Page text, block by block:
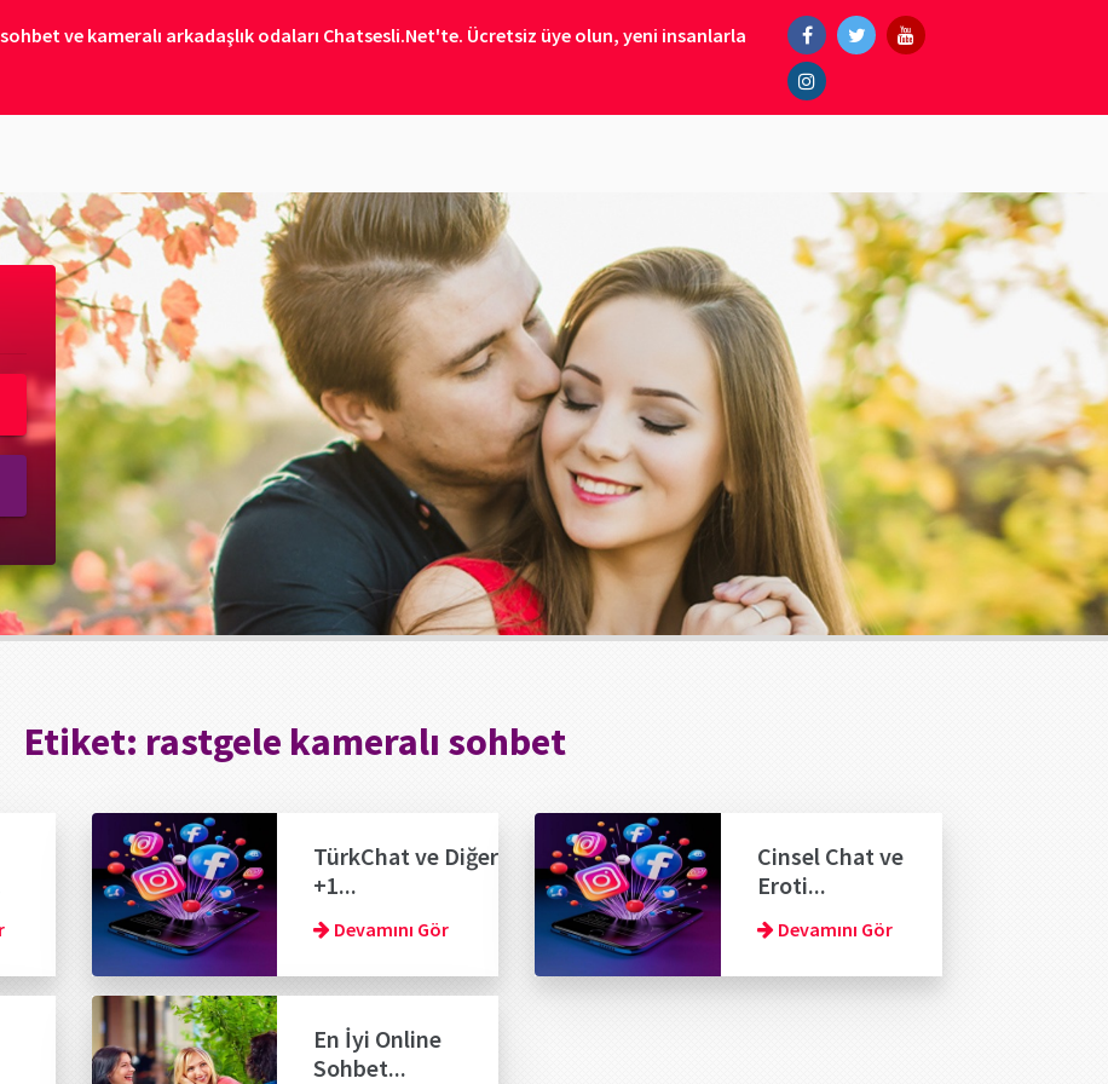
ve kameralı arkadaşlık odaları Chatsesli.Net'te. Ücretsiz üye olun, yeni insanlarla
Etiket: rastgele kameralı sohbet
TürkChat ve Diğer
+1...
Devamını Gör
Cinsel Chat ve
Eroti...
Devamını Gör
En İyi Online
Sohbet...